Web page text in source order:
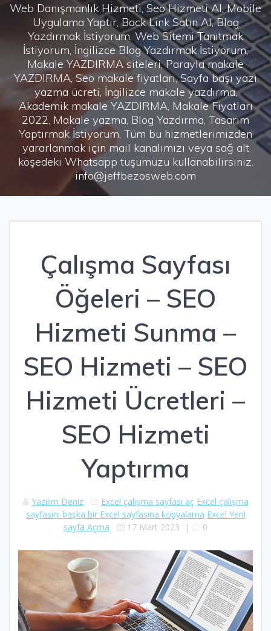
Web Danışmanlık Hizmeti, Seo Hizmeti Al, Mobile
Uygulama Yaptır, Back Link Satın Al, Blog
Yazdırmak İstiyorum, Web Sitemi Tanıtmak
İstiyorum, İngilizce Blog Yazdırmak İstiyorum,
Makale YAZDIRMA siteleri, Parayla makale
YAZDIRMA, Seo makale fiyatları, Sayfa başı yazı
yazma ücreti, İngilizce makale yazdırma,
Akademik makale YAZDIRMA, Makale Fiyatları
2022, Makale yazma, Blog Yazdırma, Tasarım
Yaptırmak İstiyorum, Tüm bu hizmetlerimizden
yararlanmak için mail kanalımızı veya sağ alt
köşedeki Whatsapp tuşumuzu kullanabilirsiniz.
info@jeffbezosweb.com
Çalışma Sayfası
Öğeleri – SEO
Hizmeti Sunma –
SEO Hizmeti – SEO
Hizmeti Ücretleri –
SEO Hizmeti
Yaptırma
Yazılım Deniz Excel çalışma sayfası aç Excel çalışma
sayfasını başka bir Excel sayfasına kopyalama Excel Yeni
sayfa Açma
17 Mart 2023 | 0